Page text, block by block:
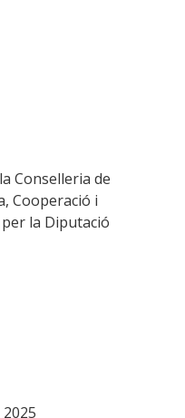
Conselleria de
Cooperació i
la Diputació